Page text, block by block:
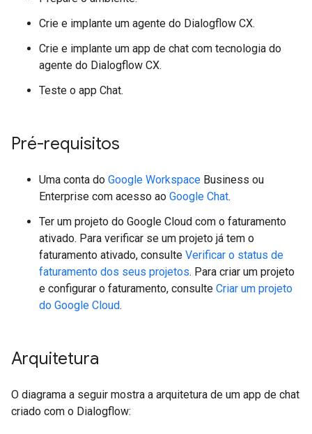
Crie e implante um agente do Dialogflow CX.
Crie e implante um app de chat com tecnologia do
agente do Dialogflow CX.
Teste o app Chat.
Pré-requisitos
Uma conta do Google Workspace Business ou
Enterprise com acesso ao Google Chat.
Ter um projeto do Google Cloud com o faturamento
ativado. Para verificar se um projeto já tem o
faturamento ativado, consulte Verificar o status de
faturamento dos seus projetos. Para criar um projeto
e configurar o faturamento, consulte Criar um projeto
do Google Cloud.
Arquitetura
O diagrama a seguir mostra a arquitetura de um app de chat
criado com o Dialogflow: